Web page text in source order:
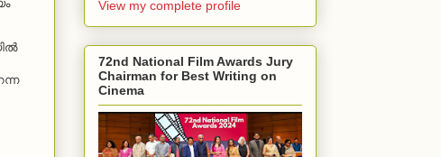
View my complete profile
72nd National Film Awards Jury
Chairman for Best Writing on
Cinema